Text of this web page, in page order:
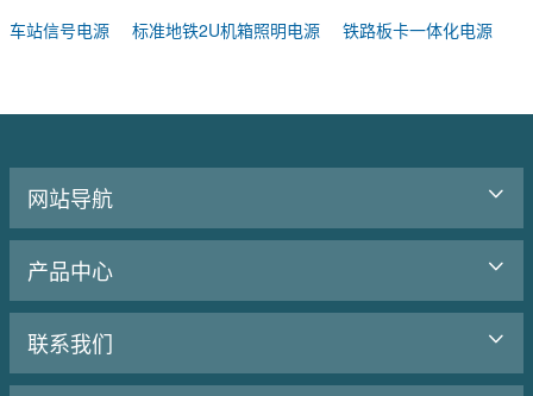
车站信号电源
标准地铁2U机箱照明电源 铁路板卡一体化电源
网站导航
产品中心
联系我们